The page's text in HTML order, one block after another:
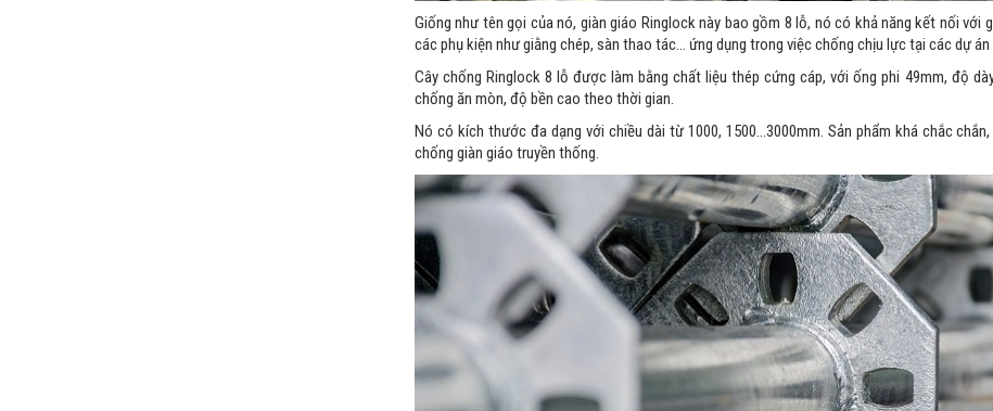
Giống như tên gọi của nó, giàn giáo Ringlock này bao gồm 8 lỗ, nó có khả năng kết nối
các phụ kiện như giằng chép, sàn thao tác… ứng dụng trong việc chống chịu lực tại các dự
Cây chống Ringlock 8 lỗ được làm bằng chất liệu thép cứng cáp, với ống phi 49mm, độ
chống ăn mòn, độ bền cao theo thời gian.
Nó có kích thước đa dạng với chiều dài từ 1000, 1500…3000mm. Sản phẩm khá chắc
chống giàn giáo truyền thống.